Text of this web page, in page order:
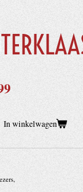
In winkelwagen